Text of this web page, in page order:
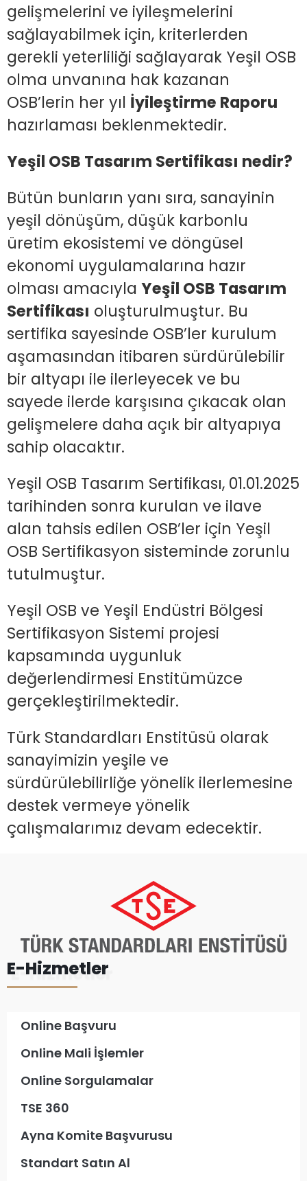
gelişmelerini ve iyileşmelerini
sağlayabilmek için, kriterlerden
gerekli yeterliliği sağlayarak Yeşil OSB
olma unvanına hak kazanan
OSB’lerin her yıl İyileştirme Raporu
hazırlaması beklenmektedir.
Yeşil OSB Tasarım Sertifikası nedir?
Bütün bunların yanı sıra, sanayinin
yeşil dönüşüm, düşük karbonlu
üretim ekosistemi ve döngüsel
ekonomi uygulamalarına hazır
olması amacıyla Yeşil OSB Tasarım
Sertifikası oluşturulmuştur. Bu
sertifika sayesinde OSB’ler kurulum
aşamasından itibaren sürdürülebilir
bir altyapı ile ilerleyecek ve bu
sayede ilerde karşısına çıkacak olan
gelişmelere daha açık bir altyapıya
sahip olacaktır.
Yeşil OSB Tasarım Sertifikası, 01.01.2025
tarihinden sonra kurulan ve ilave
alan tahsis edilen OSB’ler için Yeşil
OSB Sertifikasyon sisteminde zorunlu
tutulmuştur.
Yeşil OSB ve Yeşil Endüstri Bölgesi
Sertifikasyon Sistemi projesi
kapsamında uygunluk
değerlendirmesi Enstitümüzce
gerçekleştirilmektedir.
Türk Standardları Enstitüsü olarak
sanayimizin yeşile ve
sürdürülebilirliğe yönelik ilerlemesine
destek vermeye yönelik
çalışmalarımız devam edecektir.
E-Hizmetler
Online Başvuru
Online Mali İşlemler
Online Sorgulamalar
TSE 360
Ayna Komite Başvurusu
Standart Satın Al